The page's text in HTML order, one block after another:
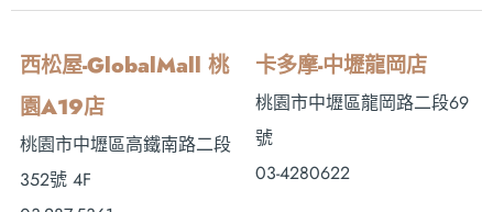
西松屋-GlobalMall 桃
園A19店
桃園市中壢區高鐵南路二段
352號 4F
卡多摩-中壢龍岡店
桃園市中壢區龍岡路二段69
號
03-4280622